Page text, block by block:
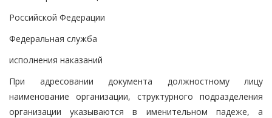
Российской Федерации
Федеральная служба
исполнения наказаний
При адресовании документа должностному лицу
наименование организации, структурного подразделения
организации указываются в именительном падеже, а